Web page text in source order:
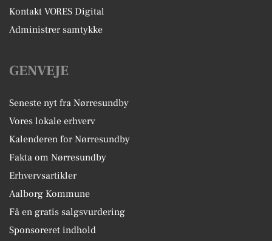
Kontakt VORES Digital
Administrer samtykke
GENVEJE
Seneste nyt fra Nørresundby
Vores lokale erhverv
Kalenderen for Nørresundby
Fakta om Nørresundby
Erhvervsartikler
Aalborg Kommune
Få en gratis salgsvurdering
Sponsoreret indhold